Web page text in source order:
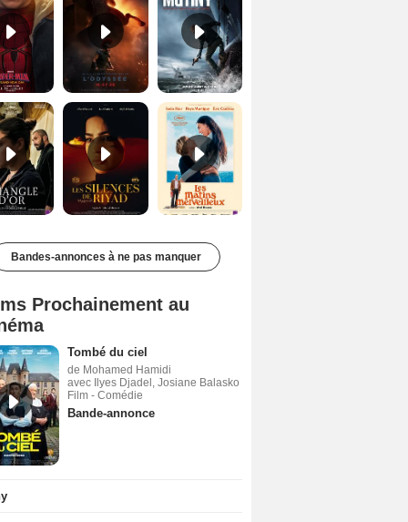
Les Silences de Riyad Bande-annonce VO STFR Les Matins merveilleux Bande-annonce VF
Bandes-annonces à ne pas manquer
Prochainement au
Tombé du ciel
de Mohamed Hamidi
avec Ilyes Djadel, Josiane Balasko
Film - Comédie
Bande-annonce